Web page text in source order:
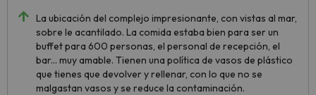
La ubicación del complejo impresionante, con vistas al mar,
sobre le acantilado. La comida estaba bien para ser un
buffet para 600 personas, el personal de recepción, el
bar... muy amable. Tienen una política de vasos de plástico
que tienes que devolver y rellenar, con lo que no se
malgastan vasos y se reduce la contaminación.